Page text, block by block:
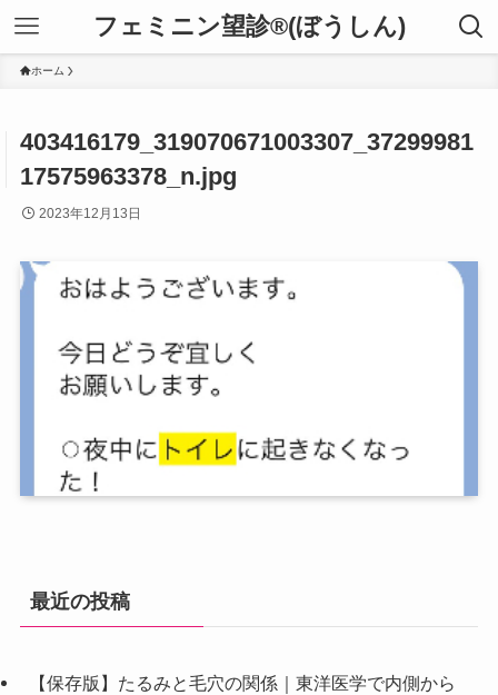
フェミニン望診®(ぼうしん)
ホーム
403416179_319070671003307_37299981
17575963378_n.jpg
2023年12月13日
最近の投稿
【保存版】たるみと毛穴の関係｜東洋医学で内側から